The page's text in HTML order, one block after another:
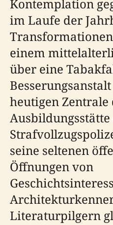
Kontemplation
im Laufe der
einem
über eine
heutigen Zentrale
seine seltenen
Öffnungen von
Literaturpilgern